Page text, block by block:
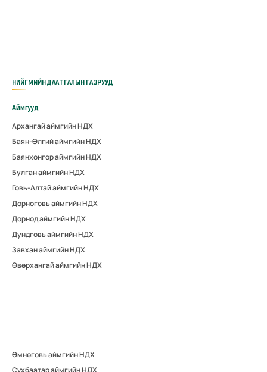
НИЙГМИЙН ДААТГАЛЫН ГАЗРУУД
Аймгууд
Архангай аймгийн НДХ
Баян-Өлгий аймгийн НДХ
Баянхонгор аймгийн НДХ
Булган аймгийн НДХ
Говь-Алтай аймгийн НДХ
Дорноговь аймгийн НДХ
Дорнод аймгийн НДХ
Дундговь аймгийн НДХ
Завхан аймгийн НДХ
Өвөрхангай аймгийн НДХ
Өмнөговь аймгийн НДХ
Сүхбаатар аймгийн НДХ